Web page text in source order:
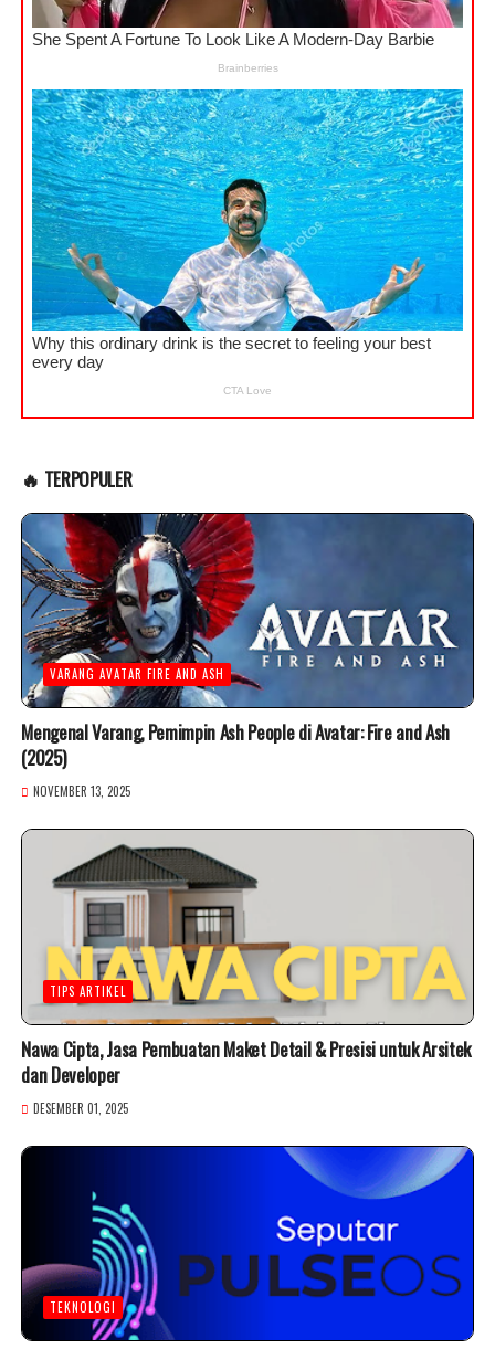
🔥 TERPOPULER
VARANG AVATAR FIRE AND ASH
Mengenal Varang, Pemimpin Ash People di Avatar: Fire and Ash
(2025)
NOVEMBER 13, 2025
TIPS ARTIKEL
Nawa Cipta, Jasa Pembuatan Maket Detail & Presisi untuk Arsitek
dan Developer
DESEMBER 01, 2025
TEKNOLOGI